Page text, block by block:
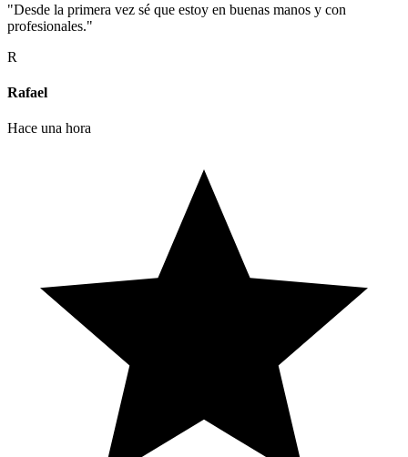
"Desde la primera vez sé que estoy en buenas manos y con
profesionales."
R
Rafael
Hace una hora